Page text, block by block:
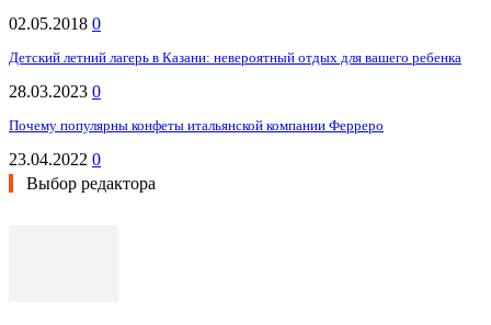
02.05.2018 0
Детский летний лагерь в Казани: невероятный отдых для вашего ребенка
28.03.2023 0
Почему популярны конфеты итальянской компании Ферреро
23.04.2022 0
Выбор редактора